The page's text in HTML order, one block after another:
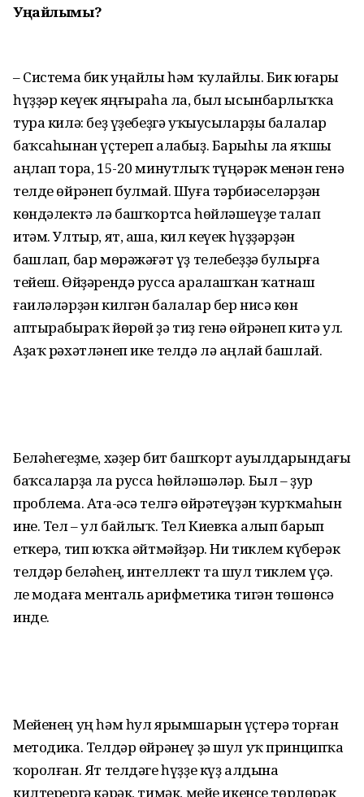
Уңайлымы?
– Система бик уңайлы һәм ҡулайлы. Бик юғары
һүҙҙәр кеүек яңғыраһа ла, был ысынбарлыҡҡа
тура килә: беҙ үҙебеҙгә уҡыусыларҙы балалар
баҡсаһынан үҫтереп алабыҙ. Барыһы ла яҡшы
аңлап тора, 15-20 минутлыҡ түңәрәк менән генә
телде өйрәнеп булмай. Шуға тәрбиәселәрҙән
көндәлектә лә башҡортса һөйләшеүҙе талап
итәм. Ултыр, ят, аша, кил кеүек һүҙҙәрҙән
башлап, бар мөрәжәғәт үҙ телебеҙҙә булырға
тейеш. Өйҙәрендә русса аралашҡан ҡатнаш
ғаиләләрҙән килгән балалар бер нисә көн
аптырабыраҡ йөрөй ҙә тиҙ генә өйрәнеп китә ул.
Аҙаҡ рәхәтләнеп ике телдә лә аңлай башлай.
Беләһегеҙме, хәҙер бит башҡорт ауыл­да­рындағы
баҡсаларҙа ла русса һөйләшә­ләр. Был – ҙур
проблема. Ата-әсә телгә өйрә­теүҙән ҡурҡмаһын
ине. Тел – ул байлыҡ. Тел Киевҡа алып барып
еткерә, тип юҡҡа әйт­мәйҙәр. Ни тиклем күберәк
телдәр белә­һең, интеллект та шул тиклем үҫә.
Әле мо­даға менталь арифметика тигән төшөнсә
инде.
Мейенең уң һәм һул ярымшарын үҫтерә торған
методика. Телдәр өйрәнеү ҙә шул уҡ принципҡа
ҡоролған. Ят телдәге һүҙҙе күҙ алдына
килтерергә кәрәк, тимәк, мейе икенсе төрлөрәк